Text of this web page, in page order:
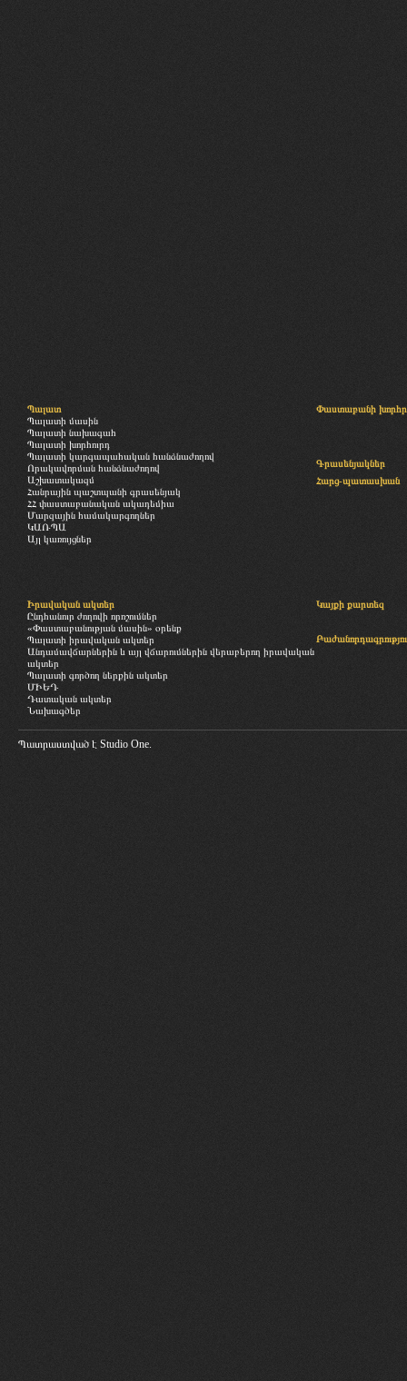
Պալատ
Պալատի մասին
Պալատի նախագահ
Պալատի խորհուրդ
Պալատի կարգապահական հանձնաժողով
Որակավորման հանձնաժողով
Աշխատակազմ
Հանրային պաշտպանի գրասենյակ
ՀՀ փաստաբանական ակադեմիա
Մարզային համակարգողներ
ԿԱՌՊԱ
Այլ կառույցներ
Փաստաբանի
Գրասենյակներ
Հարց-պատասխան
Իրավական ակտեր
Ընդհանուր ժողովի որոշումներ
«Փաստաբանության մասին» օրենք
Պալատի իրավական ակտեր
Անդամավճարներին և այլ վճարումներին վերաբերող իրավական
ակտեր
Պալատի գործող ներքին ակտեր
ՄԻԵԴ
Դատական ակտեր
Նախագծեր
Կայքի քարտեզ
Պատրաստված է Studio One.